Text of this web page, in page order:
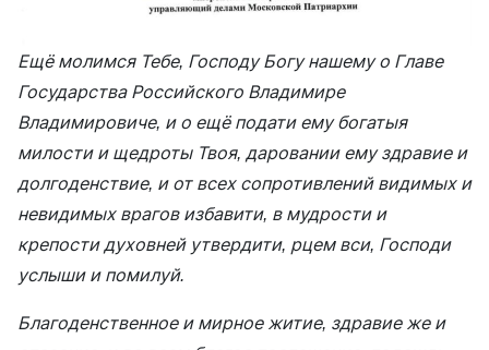
Ещё молимся Тебе, Господу Богу нашему о Главе
Государства Российского Владимире
Владимировиче, и о ещё подати ему богатыя
милости и щедроты Твоя, даровании ему здравие и
долгоденствие, и от всех сопротивлений видимых и
невидимых врагов избавити, в мудрости и
крепости духовней утвердити, рцем вси, Господи
услыши и помилуй.
Благоденственное и мирное житие, здравие же и